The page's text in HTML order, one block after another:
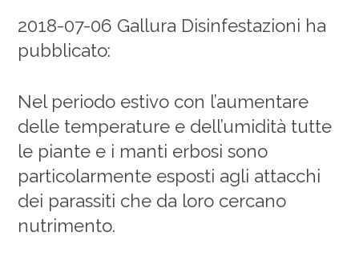
2018-07-06 Gallura Disinfestazioni ha
pubblicato:
Nel periodo estivo con l’aumentare
delle temperature e dell’umidità tutte
le piante e i manti erbosi sono
particolarmente esposti agli attacchi
dei parassiti che da loro cercano
nutrimento.